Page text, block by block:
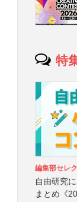
特
編集部セレ
自由研究
まとめ《